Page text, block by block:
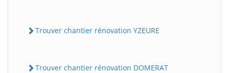
Trouver chantier rénovation YZEURE
Trouver chantier rénovation DOMERAT